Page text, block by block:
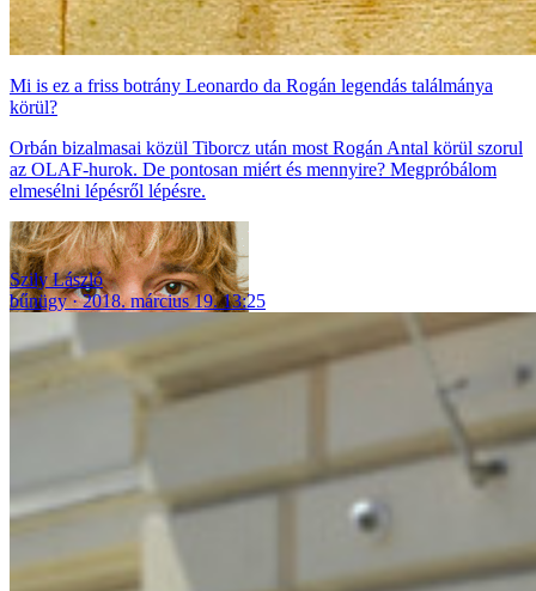
Mi is ez a friss botrány Leonardo da Rogán legendás találmánya
körül?
Orbán bizalmasai közül Tiborcz után most Rogán Antal körül szorul
az OLAF-hurok. De pontosan miért és mennyire? Megpróbálom
elmesélni lépésről lépésre.
Szily László
bűnügy
2018. március 19. 13:25